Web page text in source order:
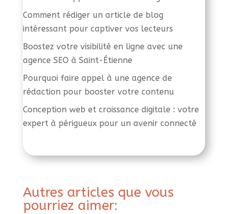
Comment rédiger un article de blog
intéressant pour captiver vos lecteurs
Boostez votre visibilité en ligne avec une
agence SEO à Saint-Étienne
Pourquoi faire appel à une agence de
rédaction pour booster votre contenu
Conception web et croissance digitale : votre
expert à périgueux pour un avenir connecté
Autres articles que vous
pourriez aimer: